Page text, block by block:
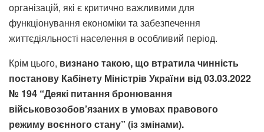
організацій, які є критично важливими для
функціонування економіки та забезпечення
життєдіяльності населення в особливий період.
Крім цього, визнано такою, що втратила чинність
постанову Кабінету Міністрів України від 03.03.2022
№ 194 “Деякі питання бронювання
військовозобов’язаних в умовах правового
режиму воєнного стану” (із змінами).